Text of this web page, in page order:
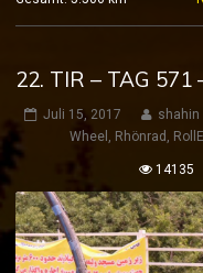
22. TIR – TAG 571
Juli 15, 2017 shahin
Wheel , Rhönrad ,
14135